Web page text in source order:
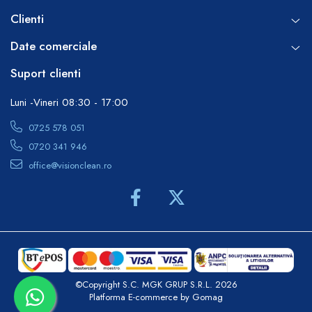
Clienti
Date comerciale
Suport clienti
Luni -Vineri 08:30 - 17:00
0725 578 051
0720 341 946
office@visionclean.ro
©Copyright S.C. MGK GRUP S.R.L. 2026
Platforma E-commerce by Gomag